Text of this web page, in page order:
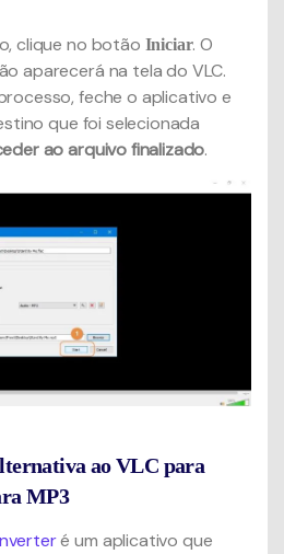
clique no botão Iniciar. O
aparecerá na tela do VLC.
feche o aplicativo e
que foi selecionada
ao arquivo finalizado.
ao VLC para
MP3
é um aplicativo que